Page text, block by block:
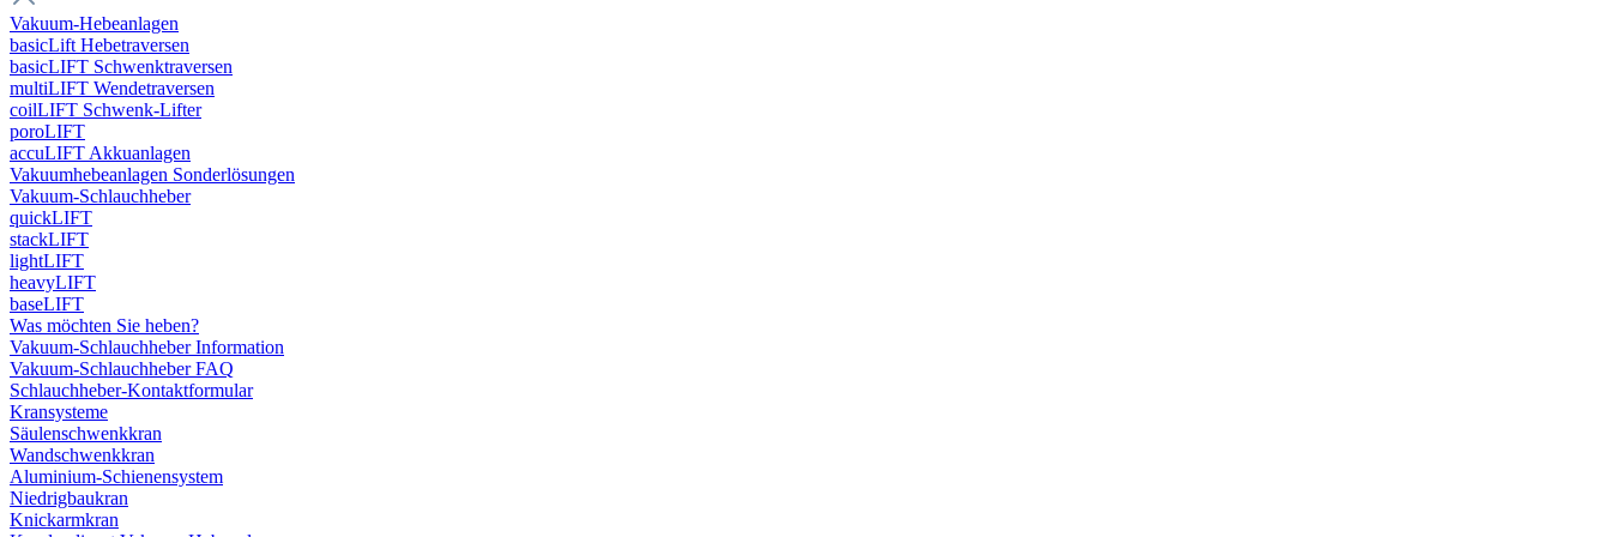
Vakuum-Hebeanlagen
basicLift Hebetraversen
basicLIFT Schwenktraversen
multiLIFT Wendetraversen
coilLIFT Schwenk-Lifter
poroLIFT
accuLIFT Akkuanlagen
Vakuumhebeanlagen Sonderlösungen
Vakuum-Schlauchheber
quickLIFT
stackLIFT
lightLIFT
heavyLIFT
baseLIFT
Was möchten Sie heben?
Vakuum-Schlauchheber Information
Vakuum-Schlauchheber FAQ
Schlauchheber-Kontaktformular
Kransysteme
Säulenschwenkkran
Wandschwenkkran
Aluminium-Schienensystem
Niedrigbaukran
Knickarmkran